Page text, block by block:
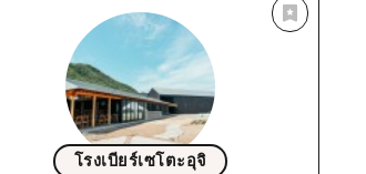
โรงเบียร์เซโตะอุจิ